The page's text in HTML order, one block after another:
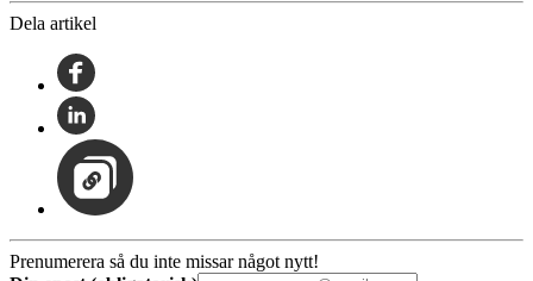
Dela artikel
Prenumerera så du inte missar något nytt!